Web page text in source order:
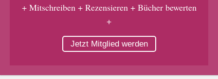
+ Mitschreiben + Rezensieren + Bücher bewerten
+
Jetzt Mitglied werden